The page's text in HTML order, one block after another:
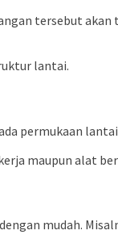
tersebut akan
lantai.
permukaan
maupun alat
mudah.